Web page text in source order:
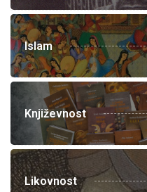
Islam
Književnost
Likovnost